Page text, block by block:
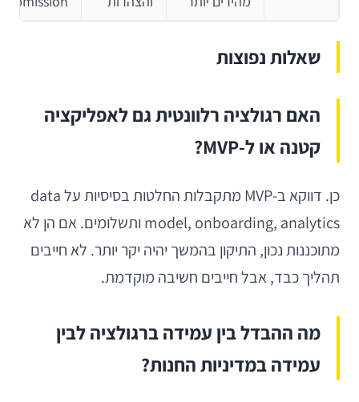
שאלות נפוצות
האם רגולציה רלוונטית גם לאפליקציה
קטנה או ל-MVP?
כן. דווקא ב-MVP מתקבלות החלטות בסיסיות על data
model, onboarding, analytics ותשלומים. אם הן לא
מתוכננות נכון, התיקון בהמשך יהיה יקר יותר. לא חייבים
תהליך כבד, אבל חייבים חשיבה מוקדמת.
מה ההבדל בין עמידה ברגולציה לבין
עמידה במדיניות החנות?